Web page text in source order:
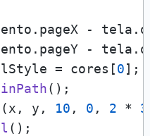
pageX - tela.
pageY - tela.
= cores[0];
();
(x, y, 10 , 0 , 2 *
();